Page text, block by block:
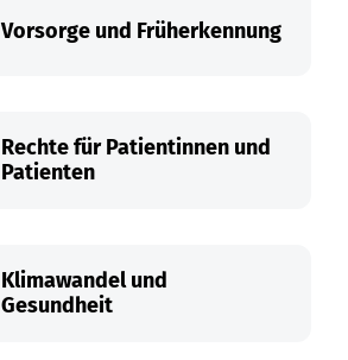
Vorsorge und Früherkennung
Rechte für Patientinnen und
Patienten
Klimawandel und
Gesundheit